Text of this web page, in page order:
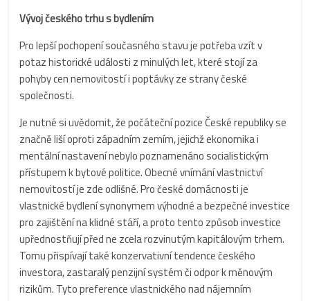
Vývoj českého trhu s bydlením
Pro lepší pochopení současného stavu je potřeba vzít v
potaz historické události z minulých let, které stojí za
pohyby cen nemovitostí i poptávky ze strany české
společnosti.
Je nutné si uvědomit, že počáteční pozice České republiky se
značně liší oproti západním zemím, jejichž ekonomika i
mentální nastavení nebylo poznamenáno socialistickým
přístupem k bytové politice. Obecné vnímání vlastnictví
nemovitostí je zde odlišné. Pro české domácnosti je
vlastnické bydlení synonymem výhodné a bezpečné investice
pro zajištění na klidné stáří, a proto tento způsob investice
upřednostňují před ne zcela rozvinutým kapitálovým trhem.
Tomu přispívají také konzervativní tendence českého
investora, zastaralý penzijní systém či odpor k měnovým
rizikům. Tyto preference vlastnického nad nájemním